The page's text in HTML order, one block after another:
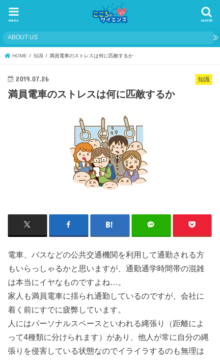
search
menu
ABOUT US
HOME 知識 満員電車のストレスは何に匹敵するか
知識
2019.07.26
満員電車のストレスは何に匹敵するか
電車、バスなどの公共交通機関を利用して通勤される方
もいらっしゃるかと思いますが、通勤通学時間帯の混雑
は本当にイヤなものですよね…。
家人も満員電車に揺られ通勤しているのですが、会社に
着く前にすでに疲弊しています。
人にはパーソナルスペースといわれる縄張り（距離によ
って4種類に分けられます）があり、他人が常に自分の縄
張りを侵害している状態なのでイライラするのも無理は